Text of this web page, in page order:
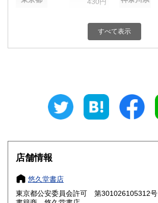
430円
430円 富山県
430円 三重県
大阪府
奈良県
鳥取県 430円 島根県
すべて表示
店舗情報
悠久堂書店
東京都公安委員会許可 第301026105312号